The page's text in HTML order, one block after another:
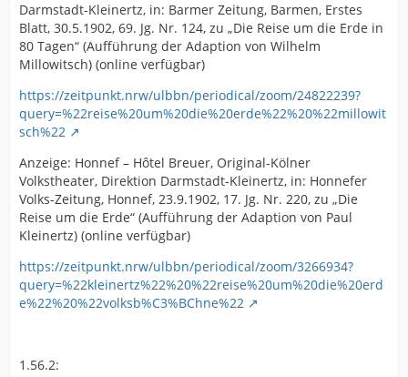
Darmstadt-Kleinertz, in: Barmer Zeitung, Barmen, Erstes
Blatt, 30.5.1902, 69. Jg. Nr. 124, zu „Die Reise um die Erde in
80 Tagen“ (Aufführung der Adaption von Wilhelm
Millowitsch) (online verfügbar)
https://zeitpunkt.nrw/ulbbn/periodical/zoom/24822239?
query=%22reise%20um%20die%20erde%22%20%22millowit
sch%22
Anzeige: Honnef – Hôtel Breuer, Original-Kölner
Volkstheater, Direktion Darmstadt-Kleinertz, in: Honnefer
Volks-Zeitung, Honnef, 23.9.1902, 17. Jg. Nr. 220, zu „Die
Reise um die Erde“ (Aufführung der Adaption von Paul
Kleinertz) (online verfügbar)
https://zeitpunkt.nrw/ulbbn/periodical/zoom/3266934?
query=%22kleinertz%22%20%22reise%20um%20die%20erd
e%22%20%22volksb%C3%BChne%22
1.56.2: